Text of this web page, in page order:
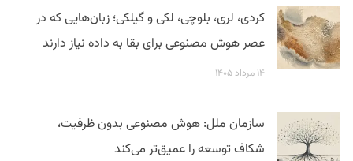
کردی، لری، بلوچی، لکی و گیلکی؛ زبان‌هایی که در
عصر هوش مصنوعی برای بقا به داده نیاز دارند
۱۴ مرداد ۱۴۰۵
سازمان ملل: هوش مصنوعی بدون ظرفیت،
شکاف توسعه را عمیق‌تر می‌کند